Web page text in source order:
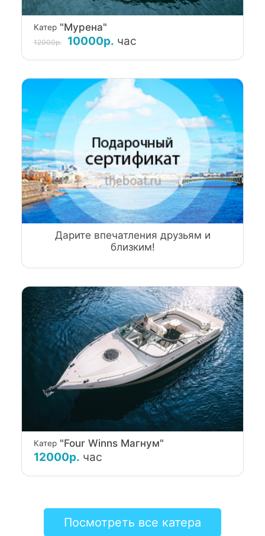
Катер"Мурена"
12000р. 10000р. час
Дарите впечатления друзьям и
близким!
Катер"Four Winns Магнум"
12000р. час
Посмотреть все катера